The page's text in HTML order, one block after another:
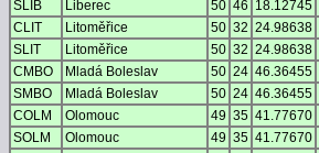
SLIB
Liberec 50 46 18.12745
CLIT
Litoměřice 50 32 24.98638
SLIT
Litoměřice 50 32 24.98638
CMBO
Mladá Boleslav 50 24 46.36455
SMBO
Mladá Boleslav 50 24 46.36455
COLM
Olomouc 49 35 41.77670
SOLM
Olomouc 49 35 41.77670